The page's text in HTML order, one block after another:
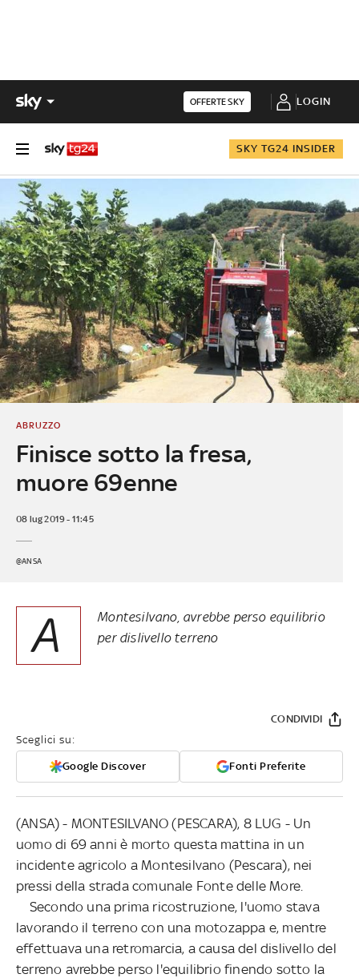
OFFERTE SKY LOGIN
SKY TG24 INSIDER
Finisce sotto la fresa,
muore 69enne
ABRUZZO
08 lug 2019 - 11:45
@ANSA
A
Montesilvano, avrebbe perso equilibrio
per dislivello terreno
Sceglici su:
Google Discover Fonti Preferite
CONDIVIDI
(ANSA) - MONTESILVANO (PESCARA), 8 LUG - Un
uomo di 69 anni è morto questa mattina in un
incidente agricolo a Montesilvano (Pescara), nei
pressi della strada comunale Fonte delle More.
Secondo una prima ricostruzione, l'uomo stava
lavorando il terreno con una motozappa e, mentre
effettuava una retromarcia, a causa del dislivello del
terreno avrebbe perso l'equilibrio finendo sotto la